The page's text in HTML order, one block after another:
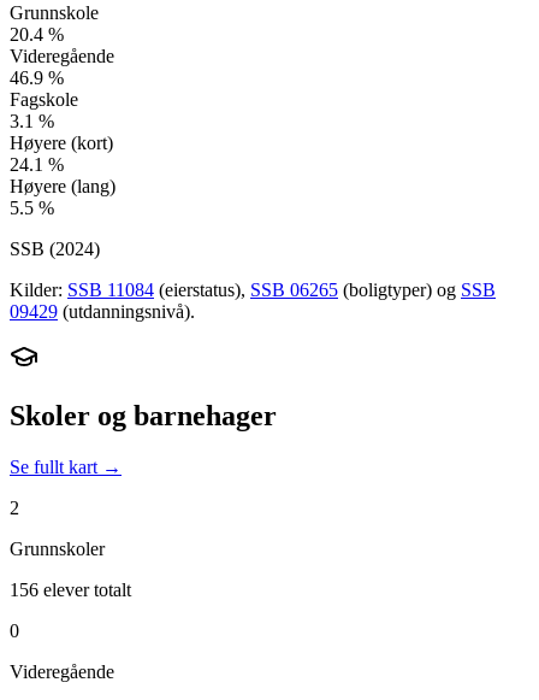
Grunnskole
20.4 %
Videregående
46.9 %
Fagskole
3.1 %
Høyere (kort)
24.1 %
Høyere (lang)
5.5 %
SSB (2024)
Kilder: SSB 11084 (eierstatus), SSB 06265 (boligtyper) og SSB
09429 (utdanningsnivå).
Skoler og barnehager
Se fullt kart →
2
Grunnskoler
156 elever totalt
0
Videregående